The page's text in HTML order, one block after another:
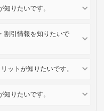
りたいです。
割引情報を知りたいで
ットが知りたいです。
りたいです。